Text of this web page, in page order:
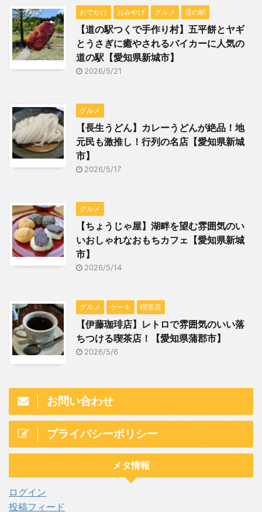
おでかけ おみやげ グルメ 道の駅
【道の駅つくで手作り村】五平餅とヤギ
とうさぎに癒やされるバイカーに人気の
道の駅【愛知県新城市】
2026/5/21
グルメ
【長生うどん】カレーうどんが絶品！地
元民も激推し！行列の名店【愛知県新城
市】
2026/5/17
グルメ
【ちょうじゃ屋】湖畔を望む雰囲気のい
いおしゃれなおもちカフェ【愛知県新城
市】
2026/5/14
グルメ ケーキ 喫茶店
【伊藤珈琲店】レトロで雰囲気のいい落
ちつける喫茶店！【愛知県蒲郡市】
2026/5/6
お問い合わせ
プライバシーポリシー
メタ情報
ログイン
投稿フィード